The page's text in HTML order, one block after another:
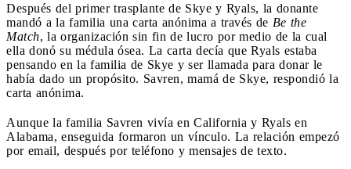
Después del primer trasplante de Skye y Ryals, la donante
mandó a la familia una carta anónima a través de Be the
Match, la organización sin fin de lucro por medio de la cual
ella donó su médula ósea. La carta decía que Ryals estaba
pensando en la familia de Skye y ser llamada para donar le
había dado un propósito. Savren, mamá de Skye, respondió la
carta anónima.
Aunque la familia Savren vivía en California y Ryals en
Alabama, enseguida formaron un vínculo. La relación empezó
por email, después por teléfono y mensajes de texto.